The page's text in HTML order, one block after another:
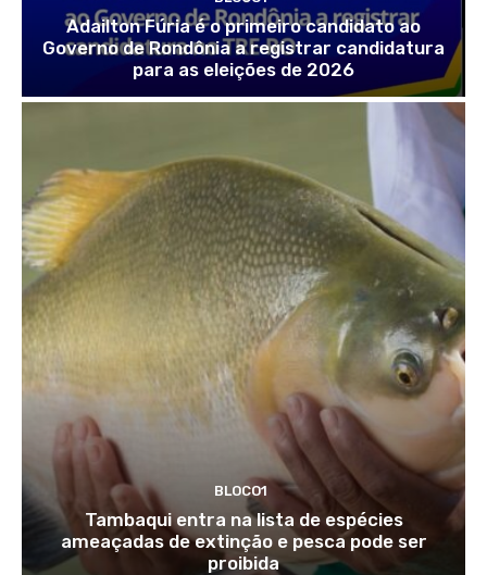
Adailton Fúria é o primeiro candidato ao
Governo de Rondônia a registrar candidatura
para as eleições de 2026
BLOCO1
Tambaqui entra na lista de espécies
ameaçadas de extinção e pesca pode ser
proibida